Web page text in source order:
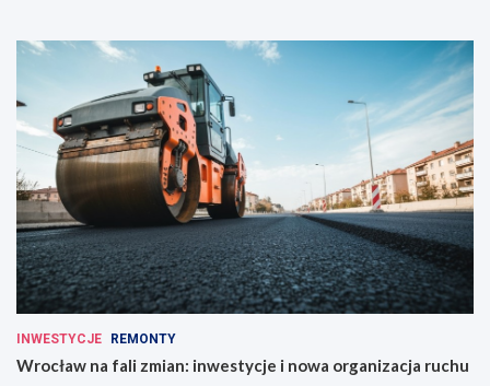
INWESTYCJE REMONTY
Wrocław na fali zmian: inwestycje i nowa organizacja ruchu